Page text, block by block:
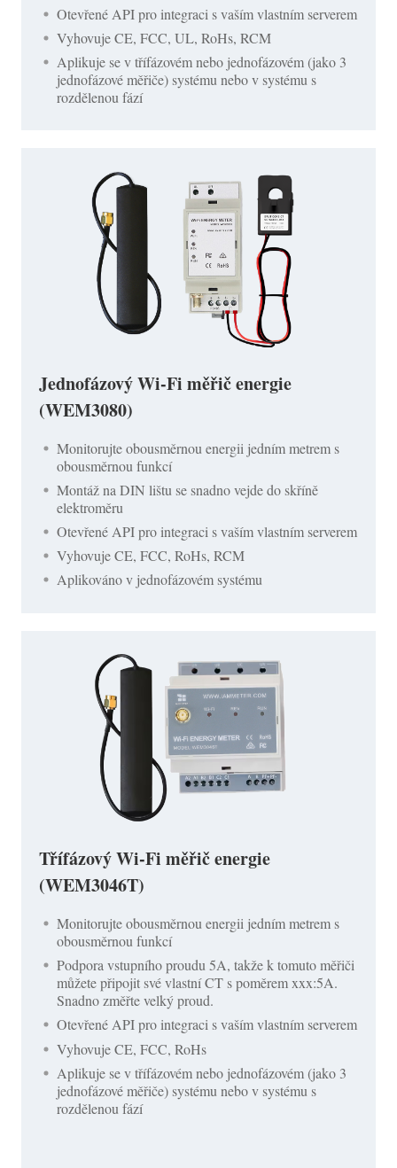
Otevřené API pro integraci s vaším vlastním serverem
Vyhovuje CE, FCC, UL, RoHs, RCM
Aplikuje se v třífázovém nebo jednofázovém (jako 3
jednofázové měřiče) systému nebo v systému s
rozdělenou fází
Jednofázový Wi-Fi měřič energie
(WEM3080)
Monitorujte obousměrnou energii jedním metrem s
obousměrnou funkcí
Montáž na DIN lištu se snadno vejde do skříně
elektroměru
Otevřené API pro integraci s vaším vlastním serverem
Vyhovuje CE, FCC, RoHs, RCM
Aplikováno v jednofázovém systému
Třífázový Wi-Fi měřič energie
(WEM3046T)
Monitorujte obousměrnou energii jedním metrem s
obousměrnou funkcí
Podpora vstupního proudu 5A, takže k tomuto měřiči
můžete připojit své vlastní CT s poměrem xxx:5A.
Snadno změřte velký proud.
Otevřené API pro integraci s vaším vlastním serverem
Vyhovuje CE, FCC, RoHs
Aplikuje se v třífázovém nebo jednofázovém (jako 3
jednofázové měřiče) systému nebo v systému s
rozdělenou fází